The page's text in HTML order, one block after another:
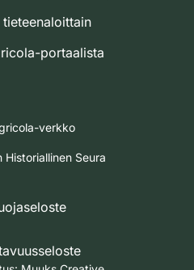
portaalista
verkko
Historiallinen Seura